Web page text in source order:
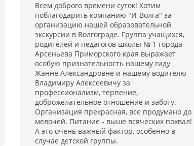
Всем доброго времени суток! Хотим
поблагодарить компанию "И-Волга" за
организацию нашей образовательной
экскурсии в Волгограде. Группа учащихся,
родителей и педагогов школы № 1 города
Арсеньева Приморского края выражает
особую признательность нашему гиду
Жанне Александровне и нашему водителю
Владимиру Алексеевичу за
профессионализм, терпение,
доброжелательное отношение и заботу.
Организация прекрасная, все продумано до
мелочей. Питание - выше всяческих похвал!
А это очень важный фактор, особенно в
случае детской группы.